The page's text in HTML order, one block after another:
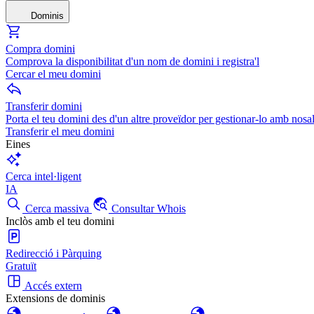
Dominis
Compra domini
Comprova la disponibilitat d'un nom de domini i registra'l
Cercar el meu domini
Transferir domini
Porta el teu domini des d'un altre proveïdor per gestionar-lo amb
Transferir el meu domini
Eines
Cerca intel·ligent
IA
Cerca massiva
Consultar Whois
Inclòs amb el teu domini
Redirecció i Pàrquing
Gratuït
Accés extern
Extensions de dominis